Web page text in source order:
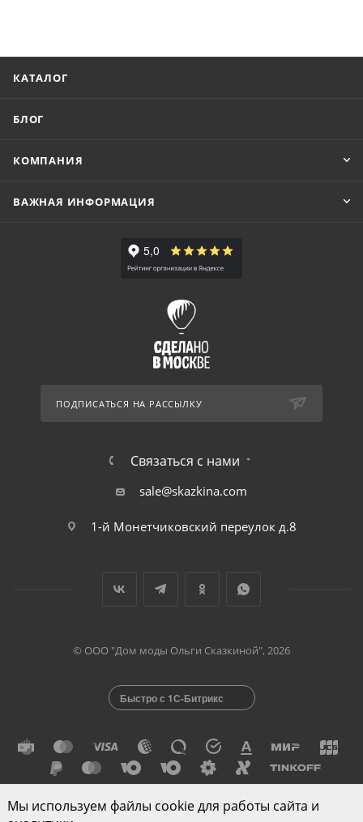
КАТАЛОГ
БЛОГ
КОМПАНИЯ
ВАЖНАЯ ИНФОРМАЦИЯ
ПОДПИСАТЬСЯ НА РАССЫЛКУ
Связаться с нами
sale@skazkina.com
1-й Монетчиковский переулок д.8
© ООО "Дом моды Ольги Сказкиной", 2026
Быстро с 1С-Битрикс
Разработано в
Мы используем файлы cookie для работы сайта и